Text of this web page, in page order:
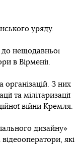
уряду.
до нещодавньої
в Вірменії.
З них
та мілітаризації
війни Кремля.
дизайну»
які